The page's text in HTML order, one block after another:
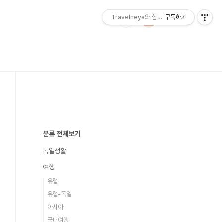
분류 전체보기
독일생활
여행
유럽
유럽-독일
아시아
국내여행
Travelneya와 함께하는 세계여행
구독하기